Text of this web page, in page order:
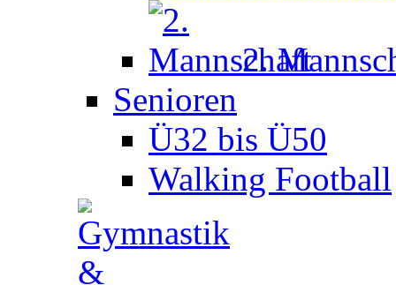
2.
Senioren
Ü32 bis Ü50
Walking Football